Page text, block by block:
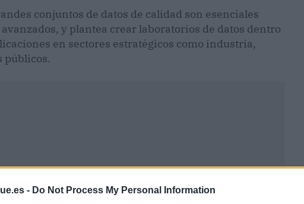
- Do Not Process My Personal Information
conjuntos de datos de calidad son esenciales
y plantea crear laboratorios de datos dentro
en sectores estratégicos como industria,
públicos.